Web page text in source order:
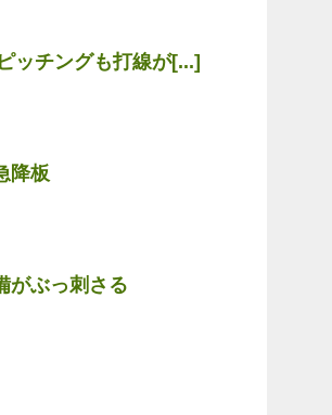
ッチングも打線が[...]
降板
がぶっ刺さる